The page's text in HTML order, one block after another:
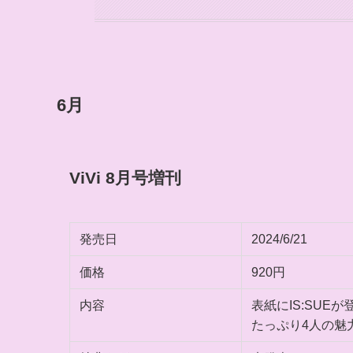
6月
ViVi 8月号増刊
発売日 2024/6/21
価格 920円
内容
表紙にIS:SUEが
たっぷり4人の魅